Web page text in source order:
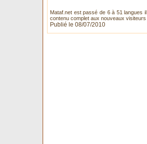
Mataf.net est passé de 6 à 51 langues
contenu complet aux nouveaux visiteurs
Publié le 08/07/2010